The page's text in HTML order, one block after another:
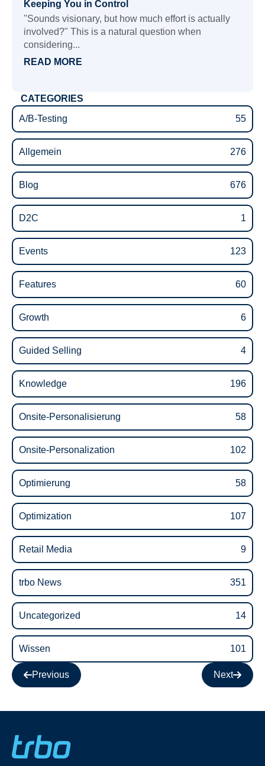
Keeping You in Control
"Sounds visionary, but how much effort is actually
involved?" This is a natural question when
considering...
READ MORE
CATEGORIES
A/B-Testing
55
Allgemein 276
Blog 676
D2C 1
Events 123
Features 60
Growth 6
Guided Selling 4
Knowledge 196
Onsite-Personalisierung 58
Onsite-Personalization 102
Optimierung 58
Optimization 107
Retail Media 9
trbo News 351
Uncategorized 14
Wissen 101
Previous Next